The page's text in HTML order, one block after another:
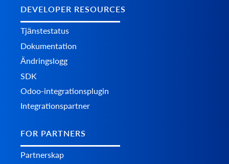
DEVELOPER RESOURCES
Tjänstestatus
Dokumentation
Ändringslogg
SDK
Odoo-integrationsplugin
Integrationspartner
FOR PARTNERS
Partnerskap